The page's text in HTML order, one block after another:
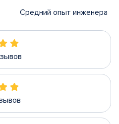
Средний опыт инженера